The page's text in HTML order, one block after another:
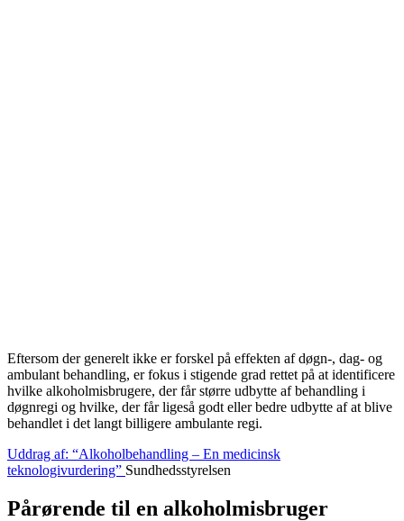
Eftersom der generelt ikke er forskel på effekten af døgn-, dag- og
ambulant behandling, er fokus i stigende grad rettet på at identificere
hvilke alkoholmisbrugere, der får større udbytte af behandling i
døgnregi og hvilke, der får ligeså godt eller bedre udbytte af at blive
behandlet i det langt billigere ambulante regi.
Uddrag af: “Alkoholbehandling – En medicinsk
teknologivurdering” Sundhedsstyrelsen
Pårørende til en alkoholmisbruger